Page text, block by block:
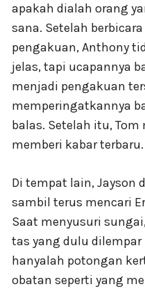
apakah dialah orang
sana. Setelah
pengakuan, Anthony
jelas, tapi ucapannya
menjadi pengakuan
memperingatkannya
balas. Setelah itu,
memberi kabar terbaru.
Di tempat lain, Jayson
sambil terus mencari
Saat menyusuri
tas yang dulu dilempar
hanyalah potongan
obatan seperti yang